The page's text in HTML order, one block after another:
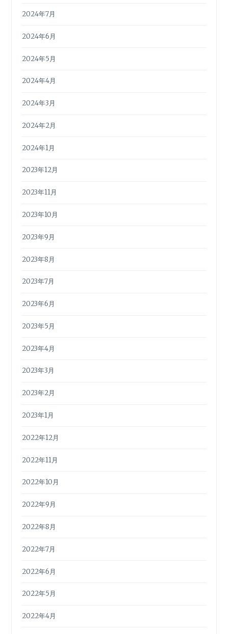
2024年7月
2024年6月
2024年5月
2024年4月
2024年3月
2024年2月
2024年1月
2023年12月
2023年11月
2023年10月
2023年9月
2023年8月
2023年7月
2023年6月
2023年5月
2023年4月
2023年3月
2023年2月
2023年1月
2022年12月
2022年11月
2022年10月
2022年9月
2022年8月
2022年7月
2022年6月
2022年5月
2022年4月